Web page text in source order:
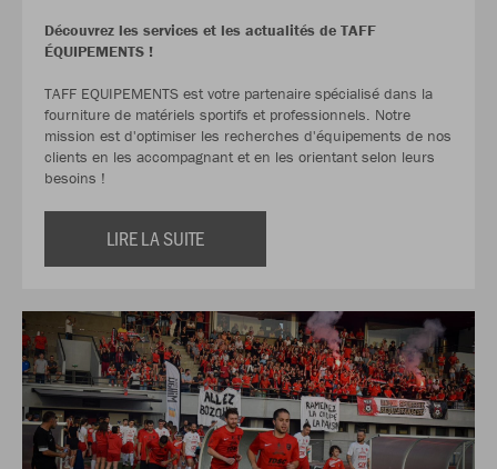
Découvrez les services et les actualités de TAFF
ÉQUIPEMENTS !
TAFF EQUIPEMENTS est votre partenaire spécialisé dans la
fourniture de matériels sportifs et professionnels. Notre
mission est d'optimiser les recherches d'équipements de nos
clients en les accompagnant et en les orientant selon leurs
besoins !
LIRE LA SUITE